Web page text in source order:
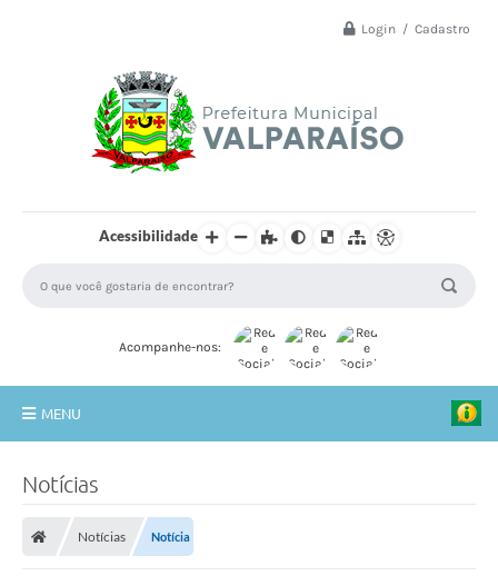
Login / Cadastro
Acessibilidade
Acompanhe-nos:
MENU
Notícias
Notícias Notícia